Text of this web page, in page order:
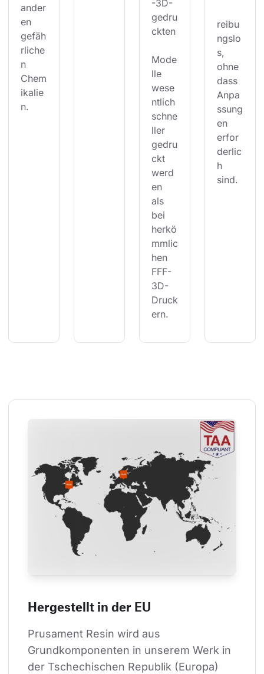
ander
en
gefäh
rliche
n
Chem
ikalie
n.
-3D-
gedru
ckten
Mode
lle
wese
ntlich
schne
ller
gedru
ckt
werd
en
als
bei
herkö
mmlic
hen
FFF-
3D-
Druck
ern.
reibu
ngslo
s,
ohne
dass
Anpa
ssung
en
erfor
derlic
h
sind.
Hergestellt in der EU
Prusament Resin wird aus
Grundkomponenten in unserem Werk in
der Tschechischen Republik (Europa)